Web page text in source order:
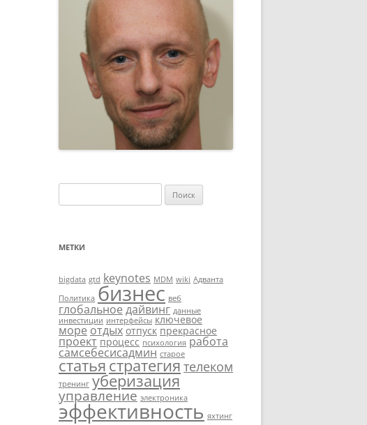
МЕТКИ
bigdata gtd keynotes MDM wiki Адванта
Политика бизнес веб
глобальное дайвинг данные
инвестиции интерфейсы ключевое
море отдых отпуск прекрасное
проект процесс психология работа
самсебесисадмин старое
статьястратегиятелеком
тренинг уберизация
управление электроника
эффективность яхтинг